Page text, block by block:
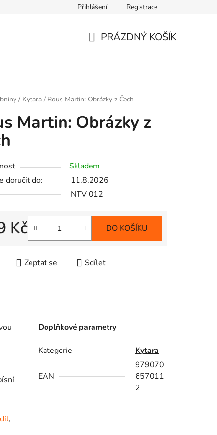
Přihlášení Registrace
PRÁZDNÝ KOŠÍK
/ Kytara / Rous Martin: Obrázky z Čech
Martin: Obrázky z
Skladem
doručit do:
11.8.2026
NTV 012
Kč DO KOŠÍKU
Zeptat se Sdílet
,
Doplňkové parametry
Kategorie Kytara
EAN
979070
657011
2